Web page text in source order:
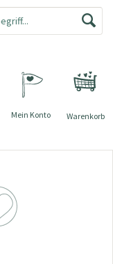
Warenkorb
Mein Konto